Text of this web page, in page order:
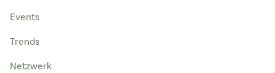
Events
Trends
Netzwerk